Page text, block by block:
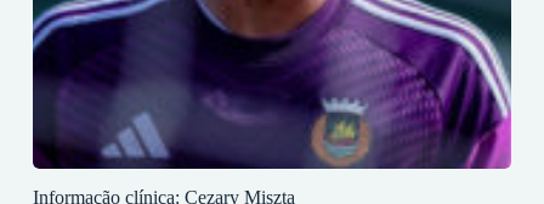
Informação clínica: Cezary Miszta